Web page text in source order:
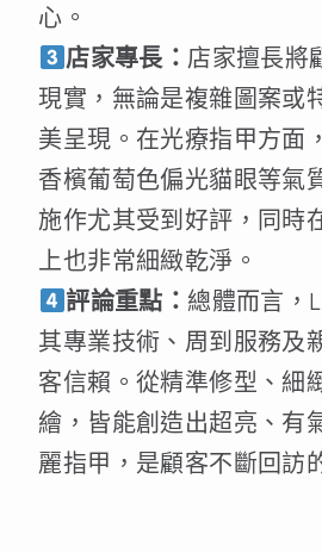
心。
店家專長： 店家擅長將
現實，無論是複雜圖案或
美呈現。在光療指甲方面
香檳葡萄色偏光貓眼等氣
施作尤其受到好評，同時
上也非常細緻乾淨。
評論重點： 總體而言，
其專業技術、周到服務及
客信賴。從精準修型、細
繪，皆能創造出超亮、有
麗指甲，是顧客不斷回訪